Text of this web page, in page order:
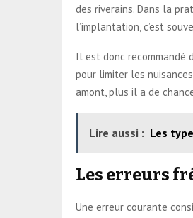
des riverains. Dans la
l’implantation, c’est
Il est donc recommandé
pour limiter les
amont, plus il a de
Lire aussi : Les
Les erreurs
Une erreur courante